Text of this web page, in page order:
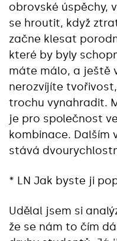
obrovské úspěchy,
se hroutit, když
začne klesat
které by byly
máte málo, a ještě
nerozvíjíte
trochu vynahradit.
je pro společnost
kombinace. Dalším
stává
* LN Jak byste ji
Udělal jsem si
že se nám to čím